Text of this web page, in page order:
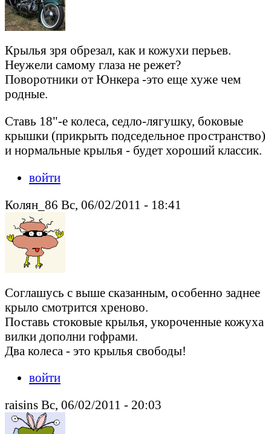
Крылья зря обрезал, как и кожухи перьев.
Неужели самому глаза не режет?
Поворотники от Юнкера -это еще хуже чем
родные.
Ставь 18"-е колеса, седло-лягушку, боковые
крышки (прикрыть подседельное пространство)
и нормальные крылья - будет хороший классик.
войти
Колян_86 Вс, 06/02/2011 - 18:41
Соглашусь с выше сказанным, особенно заднее
крыло смотрится хреново.
Поставь стоковые крылья, укороченные кожуха
вилки дополни гофрами.
Два колеса - это крылья свободы!
войти
raisins Вс, 06/02/2011 - 20:03